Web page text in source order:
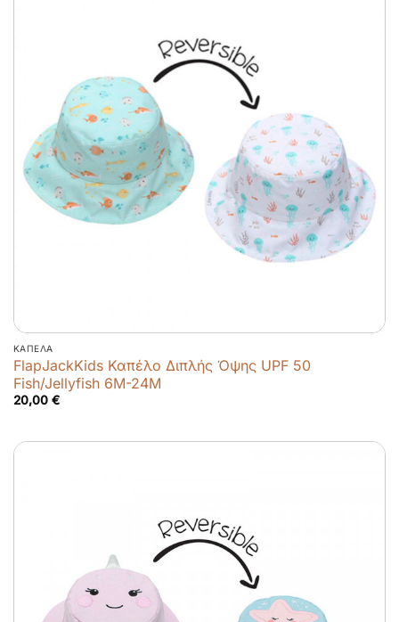
ΚΑΠΈΛΑ
FlapJackKids Καπέλο Διπλής Όψης UPF 50
Fish/Jellyfish 6M-24M
20,00 €